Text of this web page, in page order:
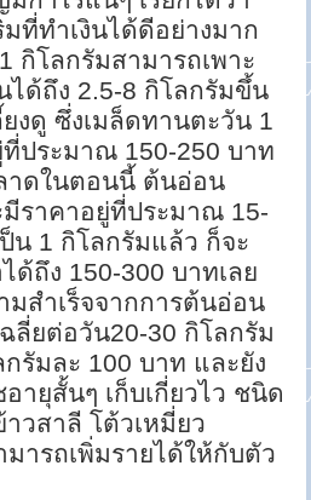
มที่ทำเงินได้ดีอย่างมาก
กิโลกรัมสามารถเพาะ
ด้ถึง 2.5-8 กิโลกรัมขึ้น
งดู ซึ่งเมล็ดทานตะวัน 1
ประมาณ 150-250 บาท
าดในตอนนี้ ต้นอ่อน
ราคาอยู่ที่ประมาณ 15-
น 1 กิโลกรัมแล้ว ก็จะ
ด้ถึง 150-300 บาทเลย
สำเร็จจากการต้นอ่อน
ลี่ยต่อวัน20-30 กิโลกรัม
รัมละ 100 บาท และยัง
ายุสั้นๆ เก็บเกี่ยวไว ชนิด
วสาลี โต้วเหมี่ยว
มารถเพิ่มรายได้ให้กับตัว